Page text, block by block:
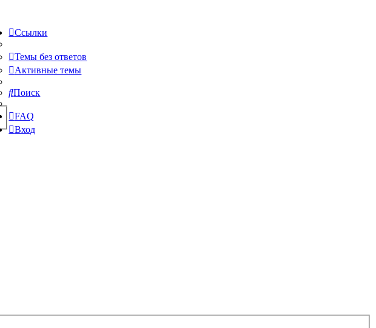
Ссылки
Темы без ответов
Активные темы
Поиск
FAQ
Вход